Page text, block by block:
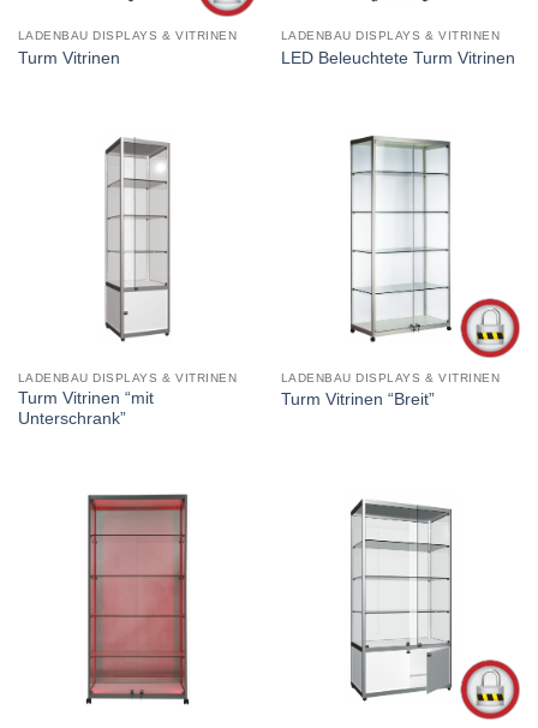
LADENBAU DISPLAYS & VITRINEN
Turm Vitrinen
LADENBAU DISPLAYS & VITRINEN
LED Beleuchtete Turm Vitrinen
LADENBAU DISPLAYS & VITRINEN
Turm Vitrinen “mit
Unterschrank”
LADENBAU DISPLAYS & VITRINEN
Turm Vitrinen “Breit”